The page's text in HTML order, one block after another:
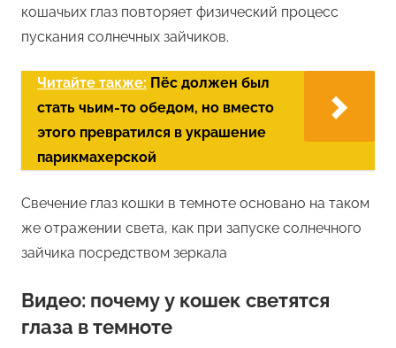
кошачьих глаз повторяет физический процесс
пускания солнечных зайчиков.
Читайте также: Пёс должен был
стать чьим-то обедом, но вместо
этого превратился в украшение
парикмахерской
Свечение глаз кошки в темноте основано на таком
же отражении света, как при запуске солнечного
зайчика посредством зеркала
Видео: почему у кошек светятся
глаза в темноте